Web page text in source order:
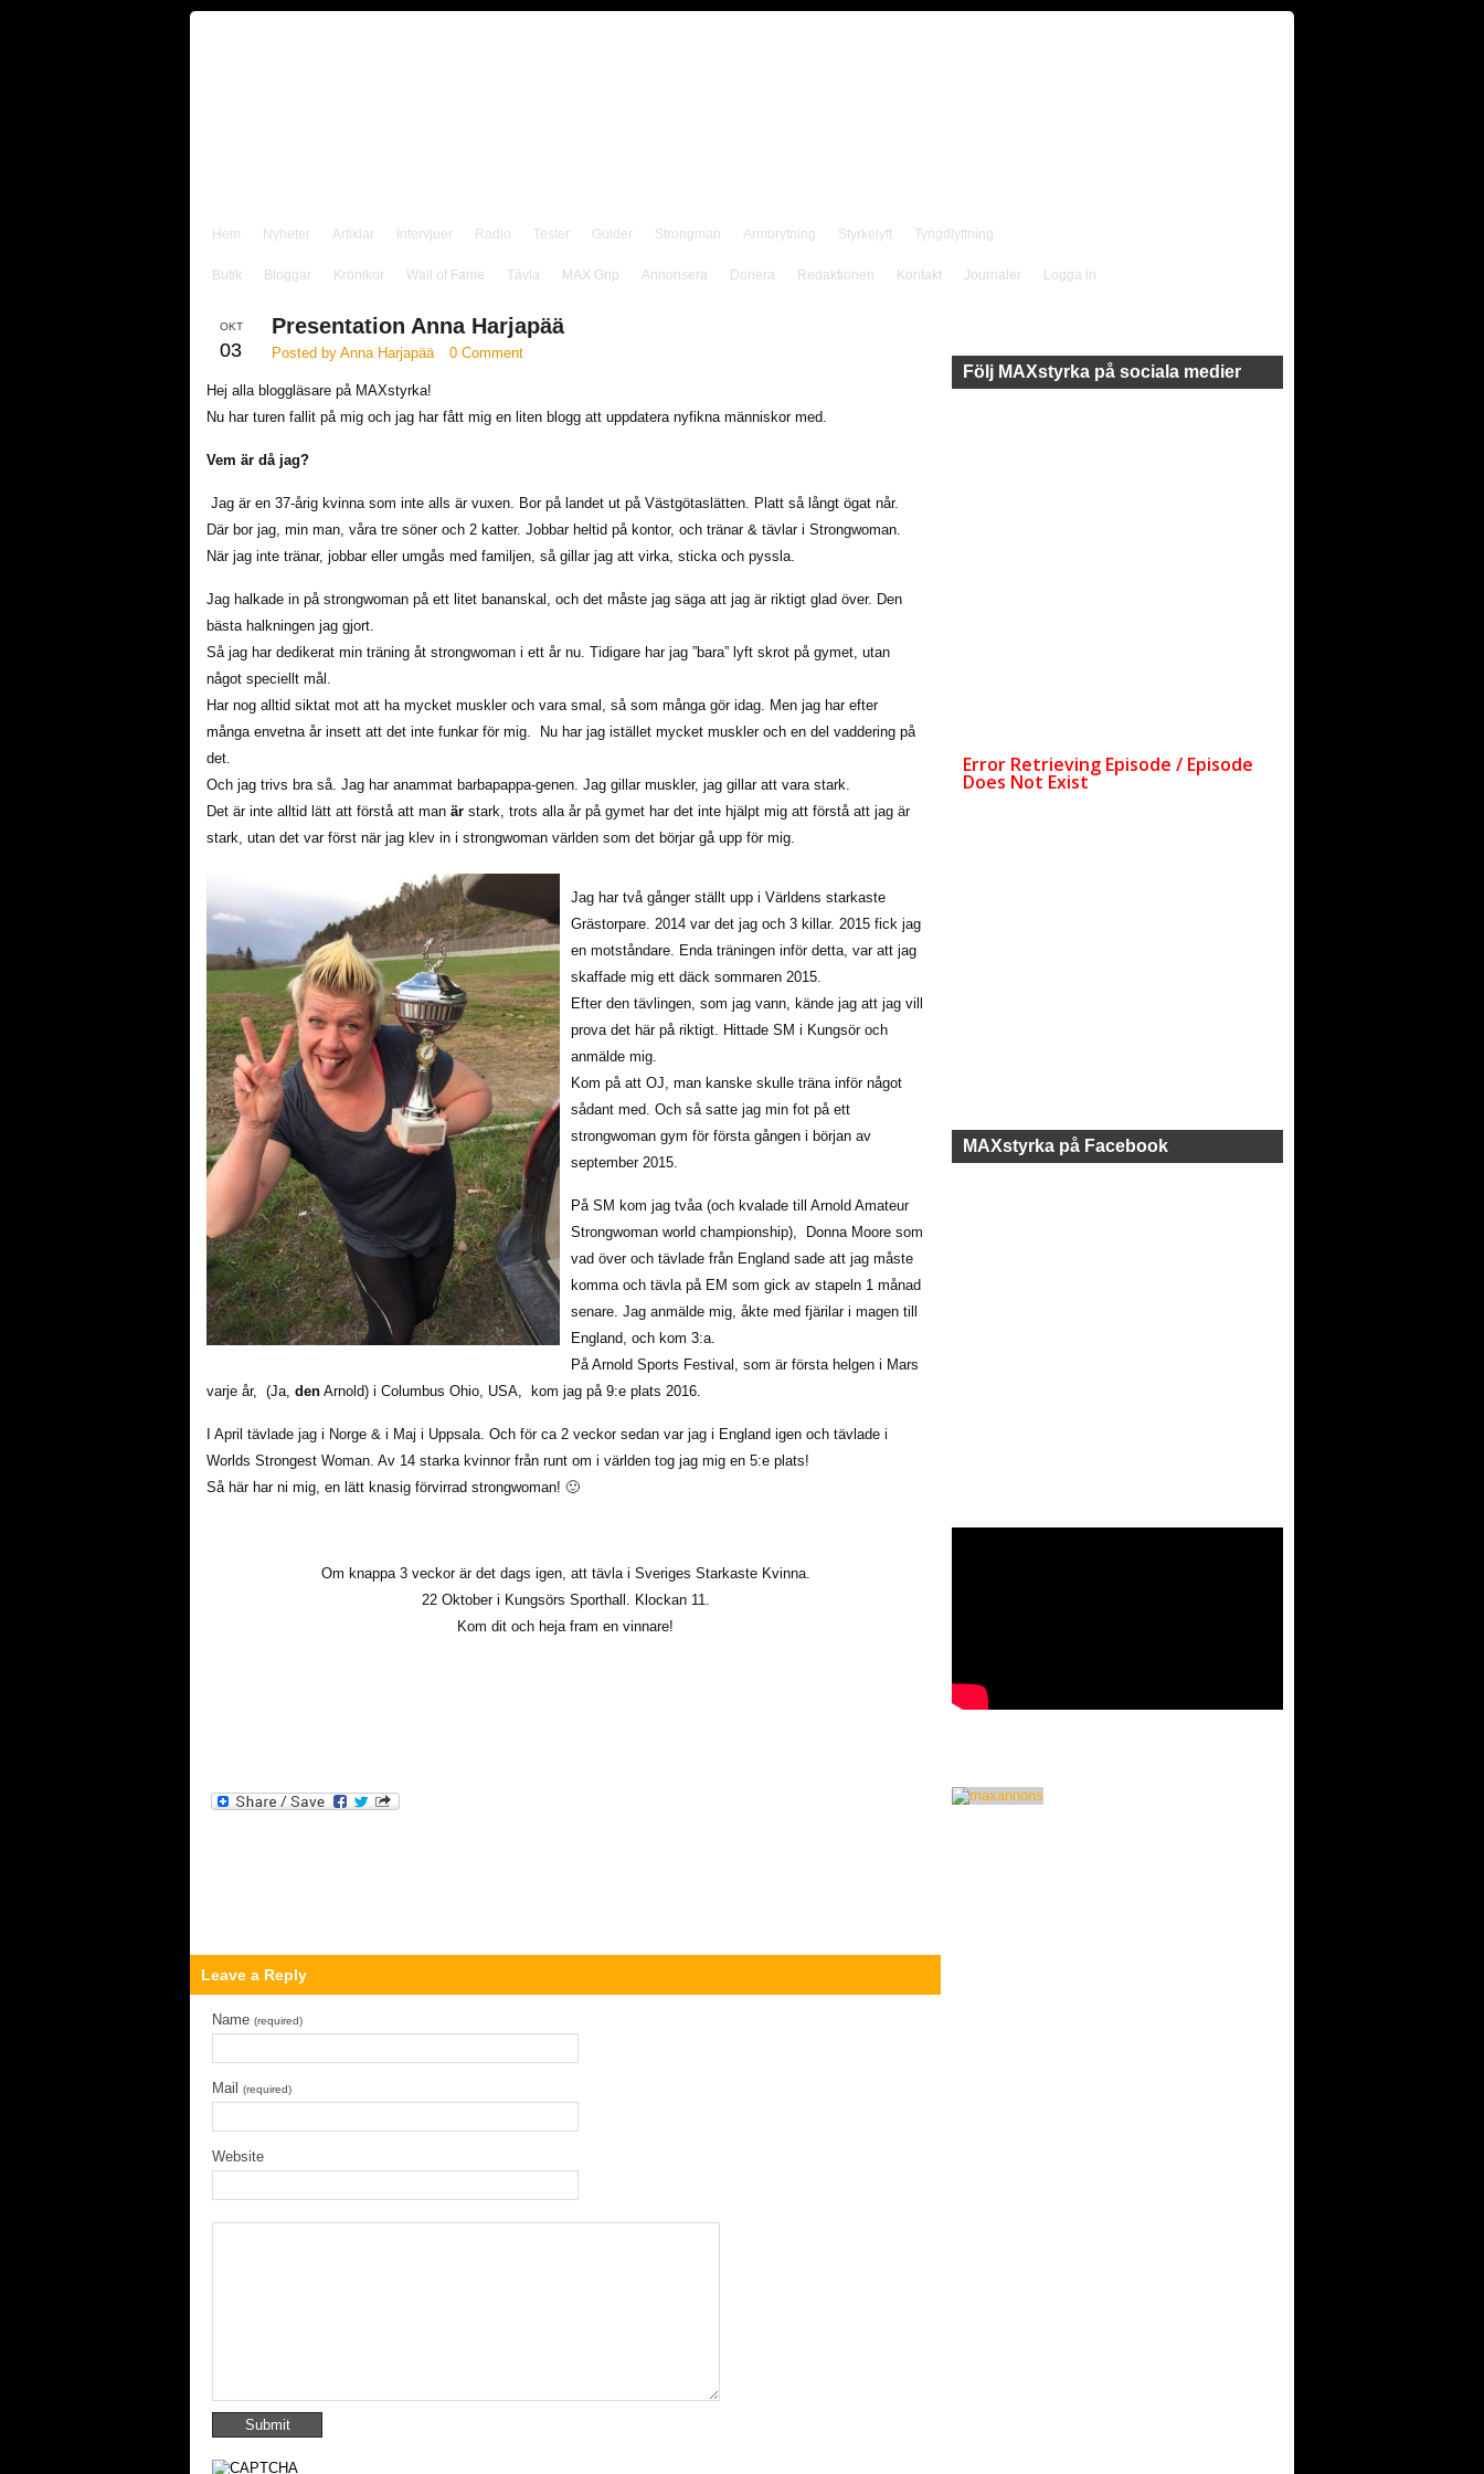
Hem Nyheter Artiklar Intervjuer Radio Tester Guider Strongman Armbrytning Styrkelyft Tyngdlyftning
Butik Bloggar Krönikor Wall of Fame Tävla MAX Grip Annonsera Donera Redaktionen Kontakt Journaler Logga in
OKT
03
Presentation Anna Harjapää
Posted by Anna Harjapää 0 Comment
Hej alla bloggläsare på MAXstyrka!
Nu har turen fallit på mig och jag har fått mig en liten blogg att uppdatera nyfikna människor med.
Vem är då jag?
Jag är en 37-årig kvinna som inte alls är vuxen. Bor på landet ut på Västgötaslätten. Platt så långt ögat når.
Där bor jag, min man, våra tre söner och 2 katter. Jobbar heltid på kontor, och tränar & tävlar i Strongwoman.
När jag inte tränar, jobbar eller umgås med familjen, så gillar jag att virka, sticka och pyssla.
Jag halkade in på strongwoman på ett litet bananskal, och det måste jag säga att jag är riktigt glad över. Den
bästa halkningen jag gjort.
Så jag har dedikerat min träning åt strongwoman i ett år nu. Tidigare har jag ”bara” lyft skrot på gymet, utan
något speciellt mål.
Har nog alltid siktat mot att ha mycket muskler och vara smal, så som många gör idag. Men jag har efter
många envetna år insett att det inte funkar för mig. Nu har jag istället mycket muskler och en del vaddering på
det.
Och jag trivs bra så. Jag har anammat barbapappa-genen. Jag gillar muskler, jag gillar att vara stark.
Det är inte alltid lätt att förstå att man är stark, trots alla år på gymet har det inte hjälpt mig att förstå att jag är
stark, utan det var först när jag klev in i strongwoman världen som det börjar gå upp för mig.
Jag har två gånger ställt upp i Världens starkaste
Grästorpare. 2014 var det jag och 3 killar. 2015 fick jag
en motståndare. Enda träningen inför detta, var att jag
skaffade mig ett däck sommaren 2015.
Efter den tävlingen, som jag vann, kände jag att jag vill
prova det här på riktigt. Hittade SM i Kungsör och
anmälde mig.
Kom på att OJ, man kanske skulle träna inför något
sådant med. Och så satte jag min fot på ett
strongwoman gym för första gången i början av
september 2015.
På SM kom jag tvåa (och kvalade till Arnold Amateur
Strongwoman world championship), Donna Moore som
vad över och tävlade från England sade att jag måste
komma och tävla på EM som gick av stapeln 1 månad
senare. Jag anmälde mig, åkte med fjärilar i magen till
England, och kom 3:a.
På Arnold Sports Festival, som är första helgen i Mars
varje år, (Ja, den Arnold) i Columbus Ohio, USA, kom jag på 9:e plats 2016.
I April tävlade jag i Norge & i Maj i Uppsala. Och för ca 2 veckor sedan var jag i England igen och tävlade i
Worlds Strongest Woman. Av 14 starka kvinnor från runt om i världen tog jag mig en 5:e plats!
Så här har ni mig, en lätt knasig förvirrad strongwoman! 🙂
Om knappa 3 veckor är det dags igen, att tävla i Sveriges Starkaste Kvinna.
22 Oktober i Kungsörs Sporthall. Klockan 11.
Kom dit och heja fram en vinnare!
Leave a Reply
Name (required)
Mail (required)
Website
Följ MAXstyrka på sociala medier
MAXstyrka på Facebook